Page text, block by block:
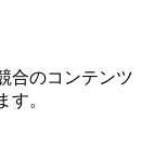
合のコンテンツ
す。